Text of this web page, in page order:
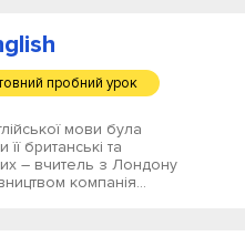
пробний урок
мови була
британські та
– вчитель з Лондону
компанія...